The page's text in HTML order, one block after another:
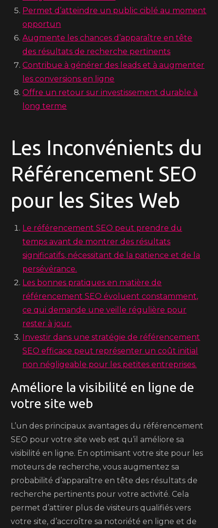
Permet d’atteindre un public ciblé au moment
opportun
Augmente les chances d’apparaître en tête
des résultats de recherche pertinents
Contribue à générer des leads et à augmenter
les conversions en ligne
Offre un retour sur investissement durable à
long terme
Les Inconvénients du
Référencement SEO
pour les Sites Web
Le référencement SEO peut prendre du
temps avant de montrer des résultats
significatifs, nécessitant de la patience et de la
persévérance.
Les bonnes pratiques en matière de
référencement SEO évoluent constamment,
ce qui demande une veille régulière pour
rester à jour.
Investir dans une stratégie de référencement
SEO efficace peut représenter un coût initial
non négligeable pour les petites entreprises.
Améliore la visibilité en ligne de
votre site web
L’un des principaux avantages du référencement
SEO pour votre site web est qu’il améliore sa
visibilité en ligne. En optimisant votre site pour les
moteurs de recherche, vous augmentez sa
probabilité d’apparaître en tête des résultats de
recherche pertinents pour votre activité. Cela
permet d’attirer plus de visiteurs qualifiés vers
votre site, d’accroître sa notoriété en ligne et de